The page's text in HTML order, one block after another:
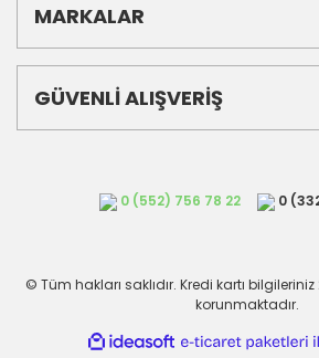
MARKALAR
GÜVENLİ ALIŞVERİŞ
0 (552) 756 78 22 0
© Tüm hakları saklıdır. Kredi kartı
korunmaktadır.
ideasoft